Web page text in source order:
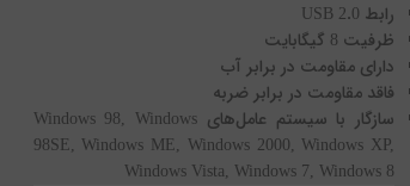
رابط USB 2.0
ظرفیت 8 گیگابایت
دارای مقاومت در برابر آب
فاقد مقاومت در برابر ضربه
سازگار با سیستم عامل‌های Windows 98, Windows
98SE, Windows ME, Windows 2000, Windows XP,
Windows Vista, Windows 7, Windows 8